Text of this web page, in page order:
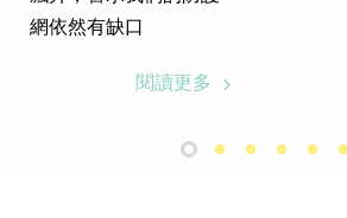
網依然有缺口
閱讀更多